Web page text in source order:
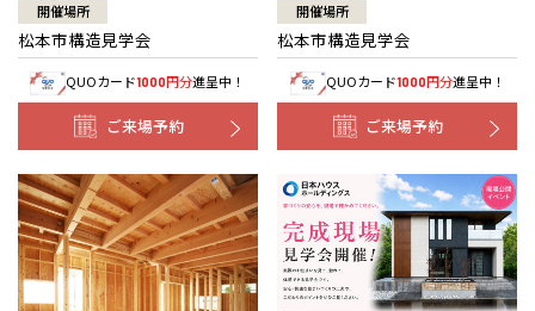
開催場所
松本市構造見学会
QUOカード1000円分進呈中！
ご来場予約
開催場所
松本市構造見学会
QUOカード1000円分進呈中！
ご来場予約